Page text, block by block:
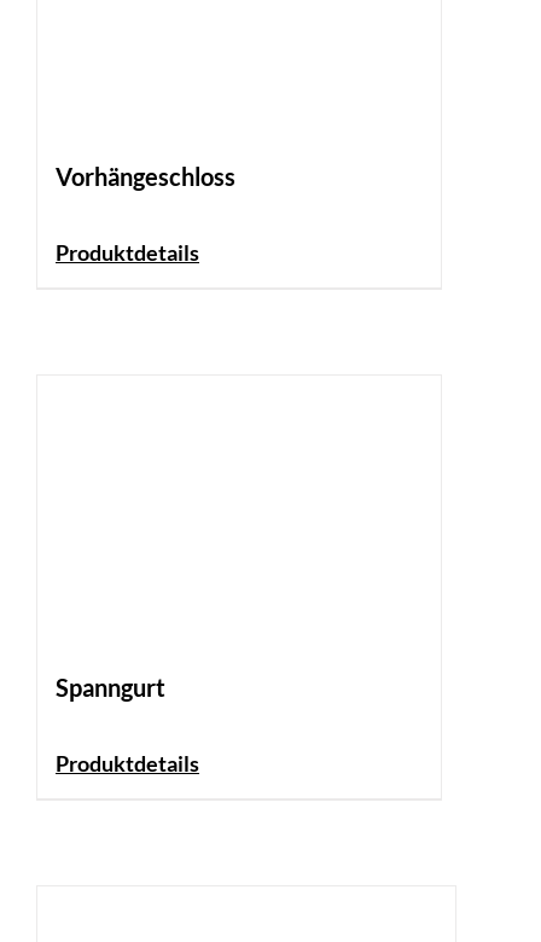
Vorhängeschloss
Produktdetails
Spanngurt
Produktdetails